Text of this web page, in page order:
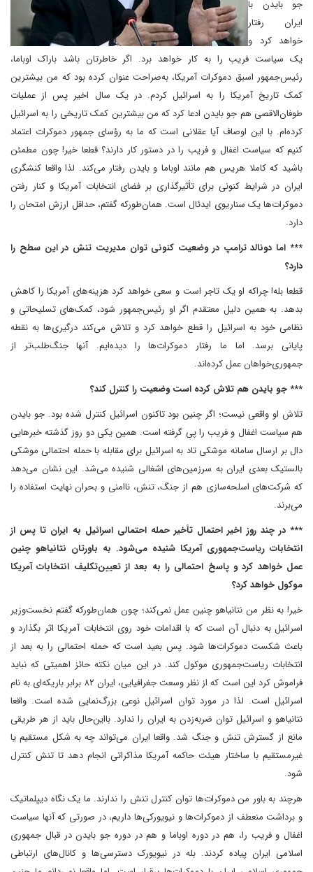
جو بایدن با
ایران رفتار
خواهد کرد و
یک سیاست فریب را به کار خواهد برد. اگر خاطرتان باشد باراک اوباما،
رئیس‌جمهور اسبق دموکرات آمریکا، به‌صراحت عنوان کرده بود که من بیشترین
کمک تاریخ آمریکا را به اسرائیل کردم. در یک سال اخیر پس از عملیات
طوفان‌الاقصی هم جو بایدن ادعا کرد که من بیشترین کمک تاریخی را به اسرائیل
کرده‌ام. با این اوصاف آیا عقلانی است که ما به رؤسای جمهور دموکرات اعتماد
کنیم که سیاست اغفال و فریب را در دستور کار دارند؟ قطعا خیر! چون مطمئن
باشید که کاملا هریس هم مانند اوباما و بایدن رفتار می‌کند. لذا واقعا کنشگری
ایران در شرایط کنونی برای تأثیرگذاری بر فضای انتخابات آمریکا و کنار رفتن
دموکرات‌ها یک سناریوی ایدئال است. همان‌طور‌که گفتم، حداقل ارزش امتحان را
دارد.
*** اما دونالد ترامپ در وضعیت کنونی توان مدیریت تنش در این سطح را
دارد؟
قطعا بله! چرا‌که او یک تاجر است و سعی خواهد کرد هزینه‌های آمریکا را کاهش
بدهد. به همین دلیل معتقدم اگر او رئیس‌جمهور شود، کمک‌های تسلیحاتی و
نظامی خود به اسرائیل را قطع خواهد کرد و تلاش می‌کند درگیری‌ها به نقطه
پایانی برسد. اما ما رفتار دموکرات‌ها را دیده‌ایم. آنها جنگ‌طلب‌تر از
جمهوری‌خواهان عمل کرده‌اند.
*** جو بایدن هم تلاش کرده است وضعیت را کنترل کند؟
تلاش او واقعی نیست؛ اگر چنین بود تاکنون اسرائیل کنترل شده بود. جو بایدن
هم سیاست اغفال و فریب را پی گرفته است. همین یکی دو روز گذشته خبرهایی
دال بر ارسال سامانه موشکی تاد به اسرائیل برای مقابله با حمله احتمالی موشکی
بالستیک بعدی ایران به سرزمین‌های اشغالی شنیده می‌شد. این نشان می‌دهد
که شرکت‌های اسلحه‌سازی هم از جنگ، تنش، ناامنی و بحران نهایت استفاده را
می‌برند.
*** در چند روز اخیر احتمال تأخیر حمله احتمالی اسرائیل به ایران تا پس از
انتخابات ریاست‌جمهوری آمریکا شنیده می‌شود. به باورتان نتانیاهو چنین
عمل خواهد کرد و پاسخ احتمالی را به بعد از تعیین‌تکلیف انتخابات آمریکا
موکول خواهد کرد؟
خیر! به نظر من نتانیاهو چنین عمل نمی‌کند؛ چون هما‌ن‌طور‌که گفتم نخست‌وزیر
اسرائیل به دنبال آن است که با اقدامات خود روی انتخابات آمریکا اثر بگذارد و
باعث شکست دموکرات‌ها شود. پس بعید است که حمله احتمالی را به بعد از
انتخابات ریاست‌جمهوری موکول کند. در این میان نکته حائز اهمیتی که نباید
فراموش کرد این است که از نظر وسعت جغرافیایی، ایران ۸۲ برابر باریکه‌ای به نام
اسرائیل است. لذا در مورد توان اسرائیل نوعی بزرگ‌نمایی شده است. واقعا
نتانیاهو و اسرائیل توان ضربه‌زدن به ایران را ندارد. با‌این‌حال باید از هر طریقی
مانع از گسترش تنش و جنگ شد. واقعا ایران می‌تواند چه به شکل مستقیم یا
غیر‌مستقیم با ساختار هیئت حاکمه آمریکا مذاکراتی انجام دهد تا تنش کنترل
شود.
هرچند‌ به باور من دموکرات‌ها توان کنترل تنش را ندارند. ما یک نگاه دیپلماتیک
و برداشت منعطف از دموکرات‌ها و نیویورکی‌ها داریم، در صورتی که آنها سیاست
اغفال و فریب را، هم در دوره اوباما و هم در دوره جو بایدن در قبال جمهوری
اسلامی ایران پیاده کردند. بله در نیویورک دسترسی‌ها و کانال‌های ارتباطی